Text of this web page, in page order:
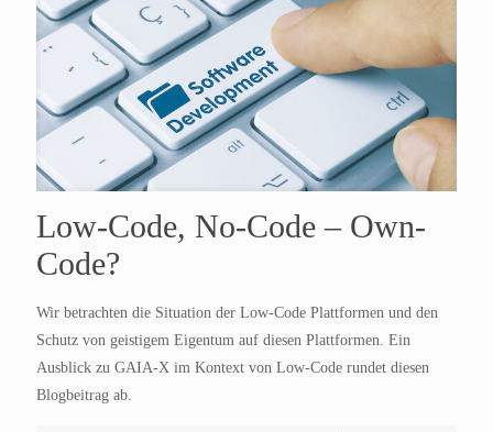
Low-Code, No-Code – Own-
Code?
Wir betrachten die Situation der Low-Code Plattformen und den
Schutz von geistigem Eigentum auf diesen Plattformen. Ein
Ausblick zu GAIA-X im Kontext von Low-Code rundet diesen
Blogbeitrag ab.